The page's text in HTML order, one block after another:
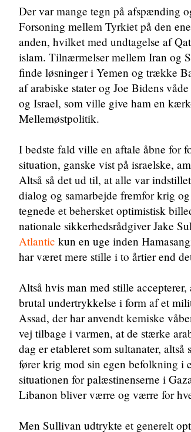
Der var mange tegn på afspænding
Forsoning mellem Tyrkiet på den
anden, hvilket med undtagelse af
islam. Tilnærmelser mellem Iran og
finde løsninger i Yemen og trække
af arabiske stater og Joe Bidens
og Israel, som ville give ham en
Mellemøstpolitik.
I bedste fald ville en aftale åbne for
situation, ganske vist på israelske,
Altså så det ud til, at alle var
dialog og samarbejde fremfor krig
tegnede et behersket optimistisk
nationale sikkerhedsrådgiver Jake
Atlantic kun en uge inden
har været mere stille i to årtier end
Altså hvis man med stille
brutal undertrykkelse i form af et
Assad, der har anvendt kemiske
vej tilbage i varmen, at de stærke
dag er etableret som sultanater,
fører krig mod sin egen befolkning i
situationen for palæstinenserne i
Libanon bliver værre og værre for
Men Sullivan udtrykte et generelt